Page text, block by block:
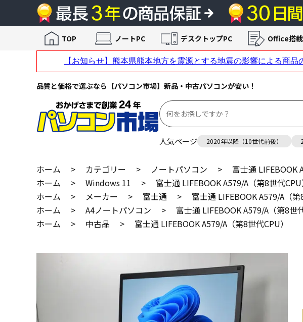
品質と価格で選ぶなら【パソコン市場】新品・中古パソコンが安い！
人気ページ 2020年以降（10世代前後）
TOP ノートPC デスクトップPC Office搭
ホーム > カテゴリー > ノートパソコン >
富士通 LIFEBOOK
ホーム
> Windows 11 >
富士通 LIFEBOOK A579/A（第8世代CPU
ホーム
> メーカー > 富士通 >
富士通 LIFEBOOK A579/A（第
ホーム
> A4ノートパソコン >
富士通 LIFEBOOK A579/A（第8世
ホーム
> 中古品 > 富士通 LIFEBOOK A579/A（第8世代CPU）